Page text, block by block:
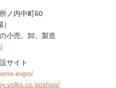
ノ内中町60
小売、卸、製造
サイト
expo/
shop/